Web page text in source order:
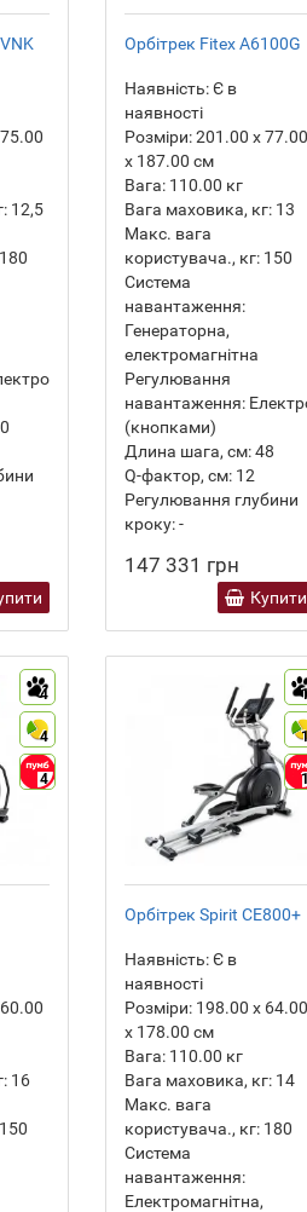
12,5
Орбітрек Fitex A6100G
Наявність:Є в
наявності
Розміри:201.00 х 77.00
х 187.00 см
Вага: 110.00 кг
Вага маховика, кг:13
Макс. вага
користувача., кг:150
Система
навантаження:
Генераторна,
електромагнітна
Регулювання
навантаження:
(кнопками)
Длина шага, см:48
Q-фактор, см:12
Регулювання глубини
кроку:-
147 331 грн
Купити
4
4
4
16
Орбітрек Spirit CE800+
Наявність:Є в
наявності
Розміри:198.00 х 64.00
х 178.00 см
Вага: 110.00 кг
Вага маховика, кг:14
Макс. вага
користувача., кг:180
Система
навантаження:
Електромагнітна,